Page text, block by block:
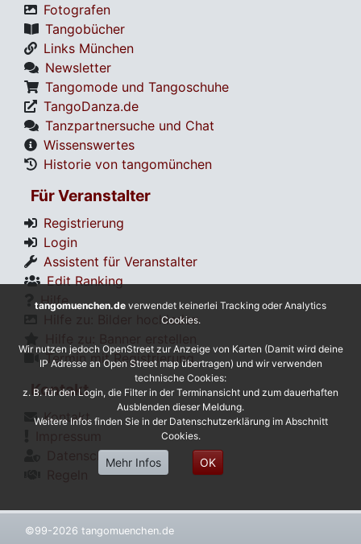
Fotografen
Tangobücher
Links München
Newsletter
Tangomode und Tangoschuhe
TangoDanza.de
Tanzpartnersuche und Chat
Wissenswertes
Historie von tangomünchen
Für Veranstalter
Registrierung
Login
Assistent für Veranstalter
Edit Ranking
Hilfe
Hilfe zu: Bilder hochladen
Termin mit Registrierung
Kontakt
Kontakt
Datenschutz
©99-2026 tangomuenchen.de
tangomuenchen.de verwendet keinerlei Tracking oder Analytics
Cookies.
Wir nutzen jedoch OpenStreet zur Anzeige von Karten (Damit wird deine
IP Adresse an Open Street map übertragen) und wir verwenden
technische Cookies:
z. B. für den Login, die Filter in der Terminansicht und zum dauerhaften
Ausblenden dieser Meldung.
Weitere Infos finden Sie in der Datenschutzerklärung im Abschnitt
Cookies.
Mehr Infos OK